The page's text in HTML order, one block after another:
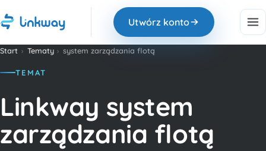
Utwórz konto
Start › Tematy › system zarządzania flotą
TEMAT
Linkway system
zarządzania flotą